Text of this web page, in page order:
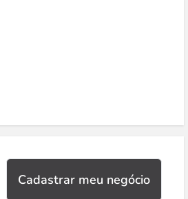
Cadastrar meu negócio